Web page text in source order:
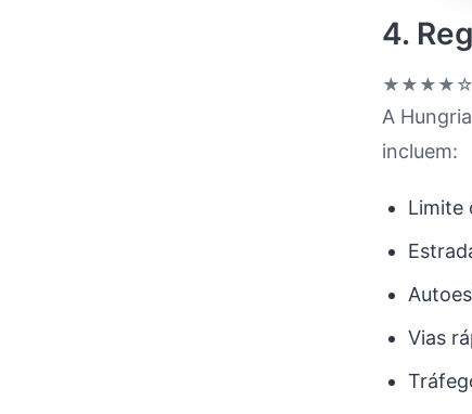
4.
★★★★☆
A
incluem:
Limite
Vias